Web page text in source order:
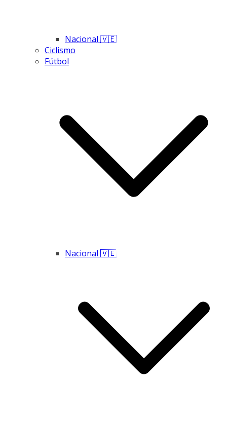
Nacional 🇻🇪
Ciclismo
Fútbol
Nacional 🇻🇪